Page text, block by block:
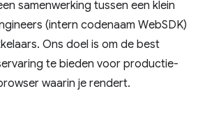
samenwerking tussen een klein
(intern codenaam WebSDK)
Ons doel is om de best
te bieden voor productie-
waarin je rendert.